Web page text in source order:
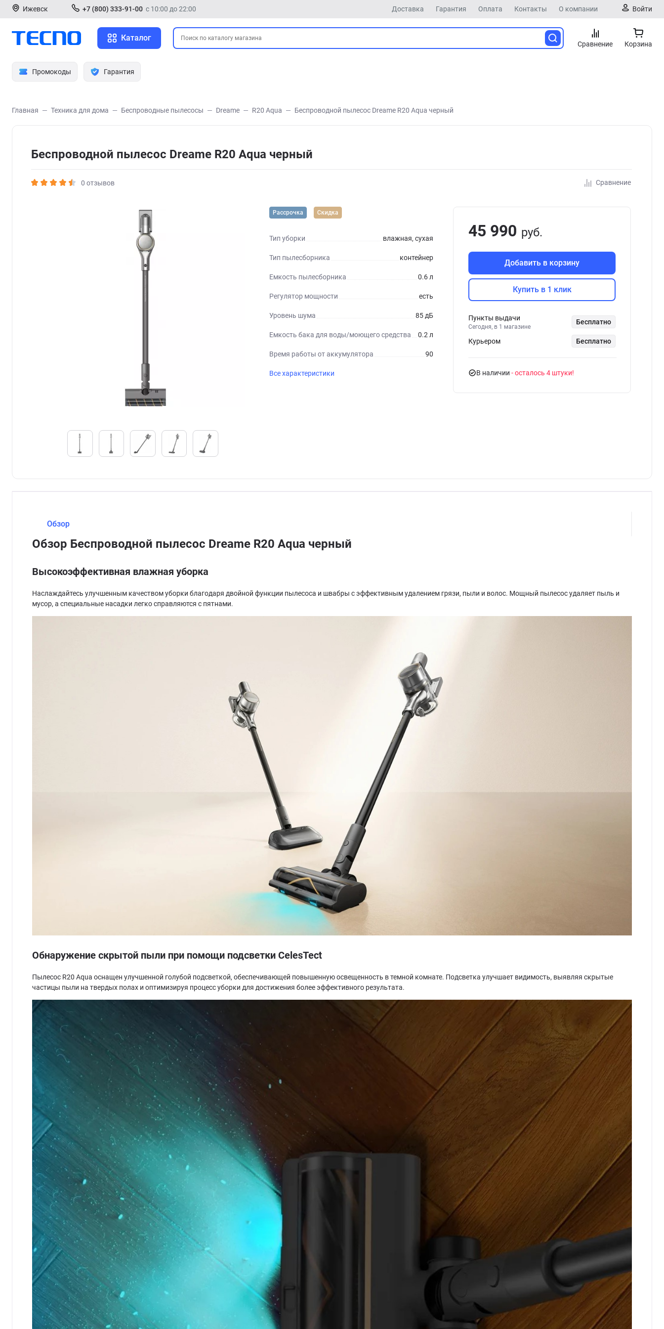
Ижевск +7 (800) 333-91-00 с 10:00 до 22:00 Доставка Гарантия Оплата Контакты О компании Войти
Каталог
Сравнение Корзина
Промокоды Гарантия
Главная Техника для дома Беспроводные пылесосы Dreame R20 Aqua Беспроводной пылесос Dreame R20 Aqua черный
Беспроводной пылесос Dreame R20 Aqua черный
0 отзывов Сравнение
Рассрочка Скидка
Тип уборки влажная, сухая
Тип пылесборника контейнер
Емкость пылесборника 0.6 л
Регулятор мощности есть
Уровень шума 85 дБ
Емкость бака для воды/моющего средства 0.2 л
Время работы от аккумулятора 90
Все характеристики
45 990 руб.
Добавить в корзину
Купить в 1 клик
Пункты выдачи
Сегодня, в 1 магазине
Бесплатно
Курьером Бесплатно
В наличии - осталось 4 штуки
Обзор
Обзор Беспроводной пылесос Dreame R20 Aqua черный
Высокоэффективная влажная уборка
Наслаждайтесь улучшенным качеством уборки благодаря двойной функции пылесоса и швабры с эффективным удалением грязи, пыли и волос. Мощный пылесос удаляет пыль и
мусор, а специальные насадки легко справляются с пятнами.
Обнаружение скрытой пыли при помощи подсветки CelesTect
Пылесос R20 Aqua оснащен улучшенной голубой подсветкой, обеспечивающей повышенную освещенность в темной комнате. Подсветка улучшает видимость, выявляя скрытые
частицы пыли на твердых полах и оптимизируя процесс уборки для достижения более эффективного результата.